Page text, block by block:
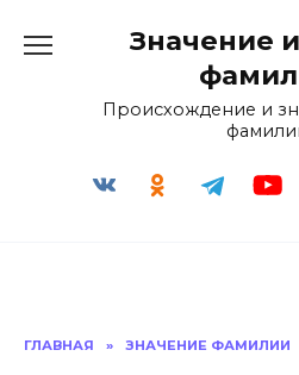
Значение
Происхождение и
ГЛАВНАЯ » ЗНАЧЕНИЕ ФАМИЛИИ